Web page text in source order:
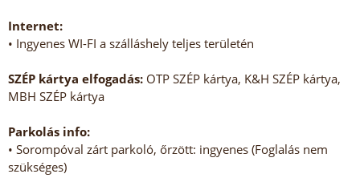
Internet:
• Ingyenes WI-FI a szálláshely teljes területén
SZÉP kártya elfogadás: OTP SZÉP kártya, K&H SZÉP kártya,
MBH SZÉP kártya
Parkolás info:
• Sorompóval zárt parkoló, őrzött: ingyenes (Foglalás nem
szükséges)